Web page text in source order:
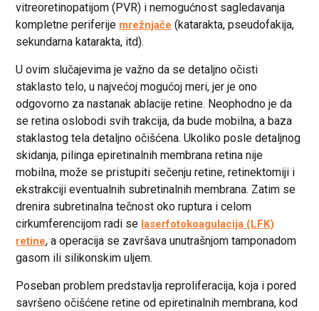
vitreoretinopatijom (PVR) i nemogućnost sagledavanja
kompletne periferije mrežnjače (katarakta, pseudofakija,
sekundarna katarakta, itd).
U ovim slučajevima je važno da se detaljno očisti
staklasto telo, u najvećoj mogućoj meri, jer je ono
odgovorno za nastanak ablacije retine. Neophodno je da
se retina oslobodi svih trakcija, da bude mobilna, a baza
staklastog tela detaljno očišćena. Ukoliko posle detaljnog
skidanja, pilinga epiretinalnih membrana retina nije
mobilna, može se pristupiti sečenju retine, retinektomiji i
ekstrakciji eventualnih subretinalnih membrana. Zatim se
drenira subretinalna tečnost oko ruptura i celom
cirkumferencijom radi se laserfotokoagulacija (LFK)
retine, a operacija se završava unutrašnjom tamponadom
gasom ili silikonskim uljem.
Poseban problem predstavlja reproliferacija, koja i pored
savršeno očišćene retine od epiretinalnih membrana, kod